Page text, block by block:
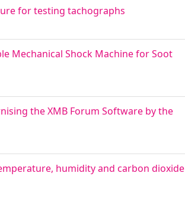
for testing tachographs
Mechanical Shock Machine for Soot
the XMB Forum Software by the
humidity and carbon dioxide